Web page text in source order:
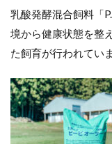
乳酸発酵混合飼料「
境から健康状態を整
た飼育が行われていま